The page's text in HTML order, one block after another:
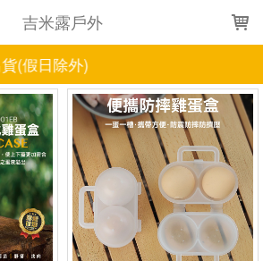
吉米露戶外
假日除外)
銷售價格
8格-升級版 8格
4格